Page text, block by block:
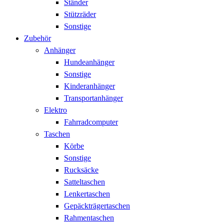
Ständer
Stützräder
Sonstige
Zubehör
Anhänger
Hundeanhänger
Sonstige
Kinderanhänger
Transportanhänger
Elektro
Fahrradcomputer
Taschen
Körbe
Sonstige
Rucksäcke
Satteltaschen
Lenkertaschen
Gepäckträgertaschen
Rahmentaschen